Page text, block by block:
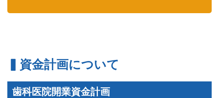
資金計画について
歯科医院開業資金計画